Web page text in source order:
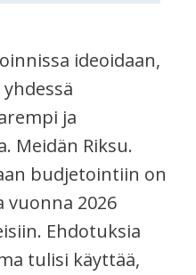
ideoidaan,
ja
Meidän Riksu.
budjetointiin on
vuonna 2026
Ehdotuksia
tulisi käyttää,